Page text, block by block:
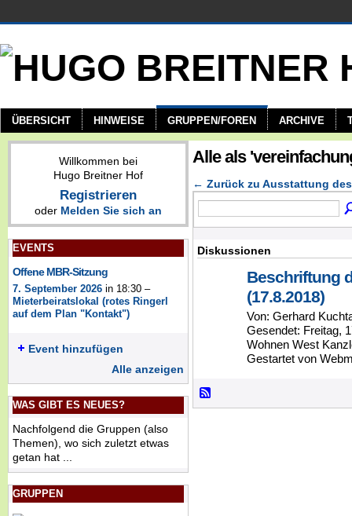
ÜBERSICHT HINWEISE GRUPPEN/FOREN ARCHIVE
Willkommen bei
Hugo Breitner Hof
Registrieren
oder Melden Sie sich an
EVENTS
Offene MBR-Sitzung
7. September 2026 in 18:30 –
Mieterbeiratslokal (rotes Ringerl
auf dem Plan "Kontakt")
Event hinzufügen
Alle anzeigen
WAS GIBT ES NEUES?
Nachfolgend die Gruppen (also
Themen), wo sich zuletzt etwas
getan hat ...
GRUPPEN
Alle als
← Zurück zu Ausstattung
Diskussionen
Beschriftung
(17.8.2018)
Von: Gerhard
Gesendet: Freitag,
Wohnen West
Gestartet von